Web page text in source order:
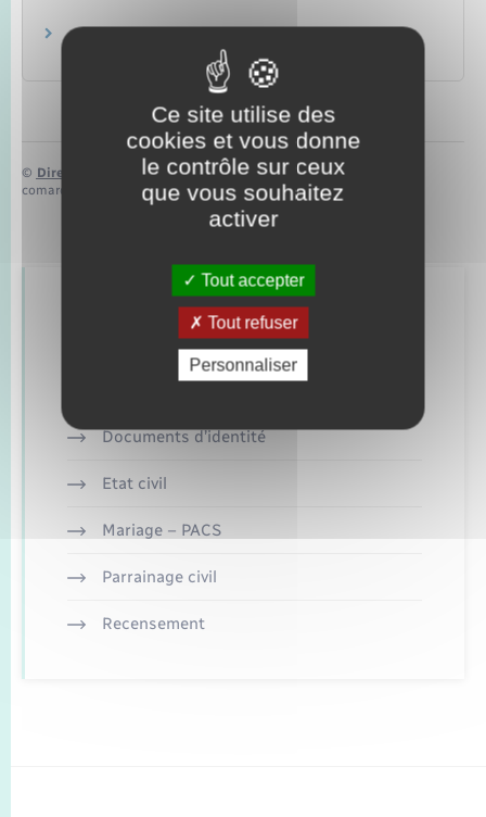
domicile d'un de ses membres ?
© Direction de l’information légale et administrative
comarquage developpé parbaseo.io
Retrouvez aussi
Documents d’identité
Etat civil
Mariage – PACS
Parrainage civil
Recensement
Ce site utilise des
cookies et vous donne
le contrôle sur ceux
que vous souhaitez
activer
Tout accepter
Tout refuser
Personnaliser